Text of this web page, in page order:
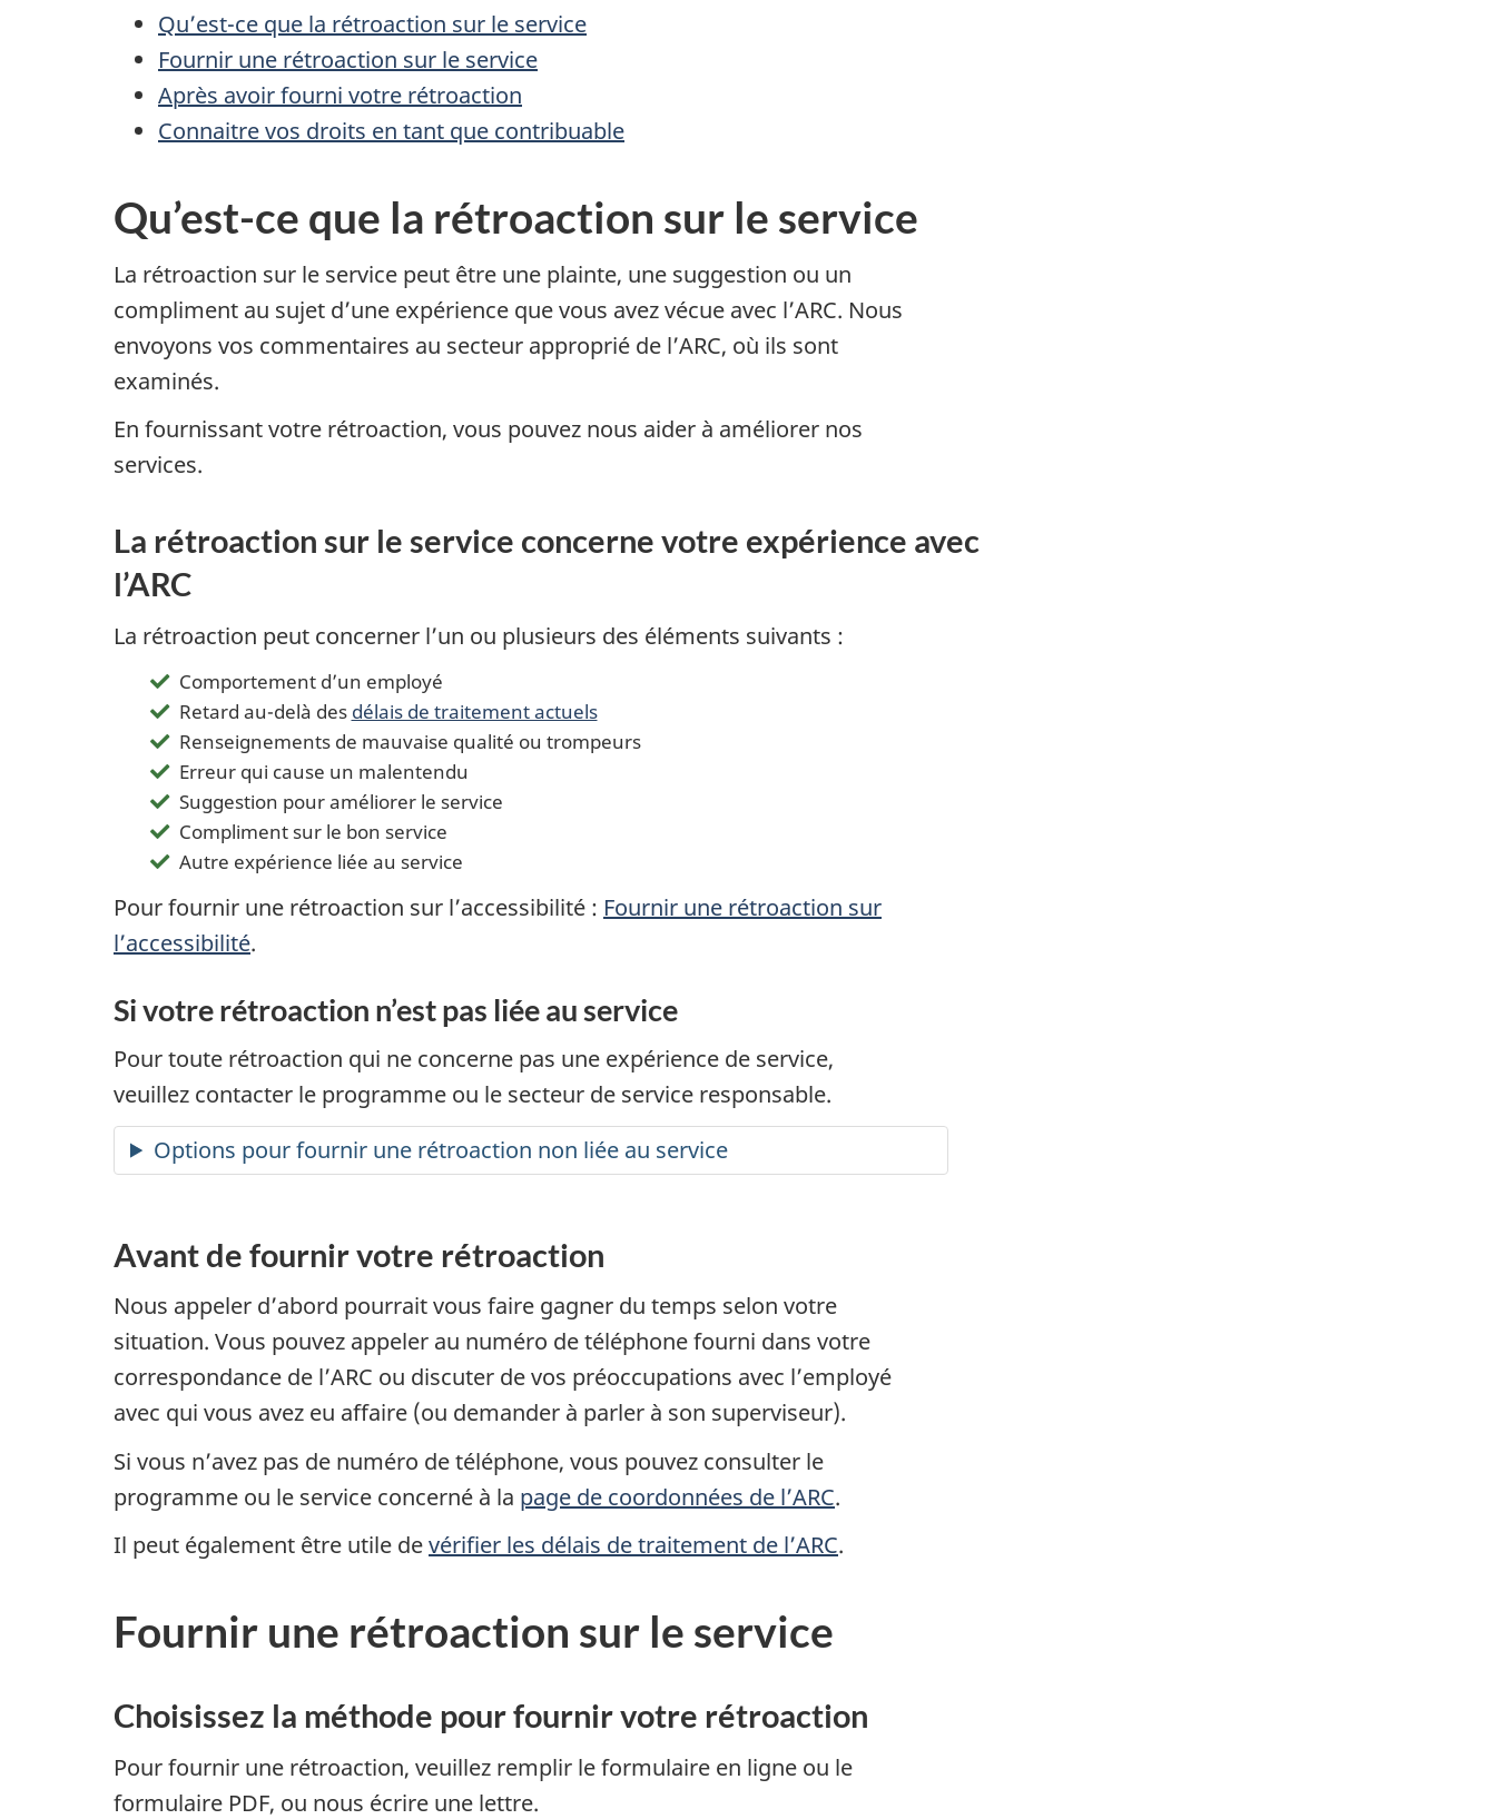
Qu’est-ce que la rétroaction sur le service
Fournir une rétroaction sur le service
Après avoir fourni votre rétroaction
Connaitre vos droits en tant que contribuable
Qu’est-ce que la rétroaction sur le service
La rétroaction sur le service peut être une plainte, une suggestion ou un
compliment au sujet d’une expérience que vous avez vécue avec l’ARC. Nous
envoyons vos commentaires au secteur approprié de l’ARC, où ils sont
examinés.
En fournissant votre rétroaction, vous pouvez nous aider à améliorer nos
services.
La rétroaction sur le service concerne votre expérience avec
l’ARC
La rétroaction peut concerner l’un ou plusieurs des éléments suivants :
Comportement d’un employé
Retard au-delà des délais de traitement actuels
Renseignements de mauvaise qualité ou trompeurs
Erreur qui cause un malentendu
Suggestion pour améliorer le service
Compliment sur le bon service
Autre expérience liée au service
Pour fournir une rétroaction sur l’accessibilité : Fournir une rétroaction sur
l’accessibilité.
Si votre rétroaction n’est pas liée au service
Pour toute rétroaction qui ne concerne pas une expérience de service,
veuillez contacter le programme ou le secteur de service responsable.
Options pour fournir une rétroaction non liée au service
Avant de fournir votre rétroaction
Nous appeler d’abord pourrait vous faire gagner du temps selon votre
situation. Vous pouvez appeler au numéro de téléphone fourni dans votre
correspondance de l’ARC ou discuter de vos préoccupations avec l’employé
avec qui vous avez eu affaire (ou demander à parler à son superviseur).
Si vous n’avez pas de numéro de téléphone, vous pouvez consulter le
programme ou le service concerné à la page de coordonnées de l’ARC.
Il peut également être utile devérifier les délais de traitement de l’ARC.
Fournir une rétroaction sur le service
Choisissez la méthode pour fournir votre rétroaction
Pour fournir une rétroaction, veuillez remplir le formulaire en ligne ou le
formulaire PDF, ou nous écrire une lettre.